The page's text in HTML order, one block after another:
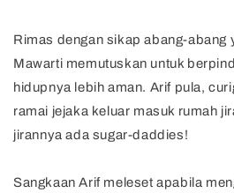
Rimas dengan sikap abang-abang
Mawarti memutuskan untuk
hidupnya lebih aman. Arif pula,
ramai jejaka keluar masuk rumah
jirannya ada sugar-daddies!
Sangkaan Arif meleset apabila